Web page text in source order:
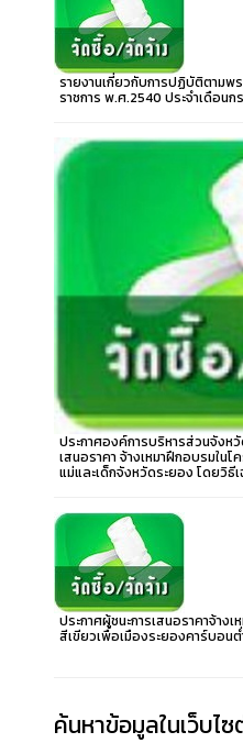
รายงานเกี่ยวกับการปฏิบัติตาม
ราชการ พ.ศ.2540 ประจำเดือน
ประกาศองค์การบริหารส่วนจังห
เสนอราคา จ้างเหมาฝึกอบรมใน
แม่และเด็กจังหวัดระยอง โดยวิธีเ
ประกาศผู้ชนะการเสนอราคาจ้าง
สีเขียวเพื่อเมืองระยองคาร์บอนต่
ค้นหาข้อมูลในเว็บไ